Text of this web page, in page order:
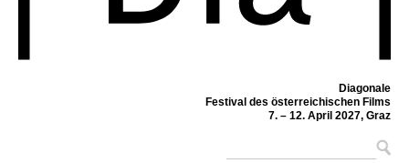
Diagonale
Festival des österreichischen Films
7. – 12. April 2027, Graz